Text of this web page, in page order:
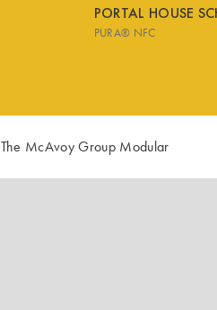
PORTAL HOUSE
PURA® NFC
The McAvoy Group Modular